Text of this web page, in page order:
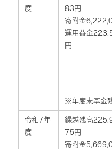
度
83円
寄附金
運用益金
円
※年度末基金
令和7年
度
繰越残高
75円
寄附金